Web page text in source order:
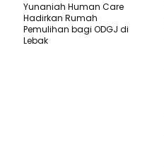
Yunaniah Human Care
Hadirkan Rumah
Pemulihan bagi ODGJ di
Lebak